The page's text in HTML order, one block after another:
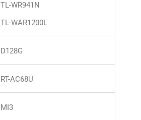
TL-WR941N
TL-WAR1200L
D128G
RT-AC68U
MI3